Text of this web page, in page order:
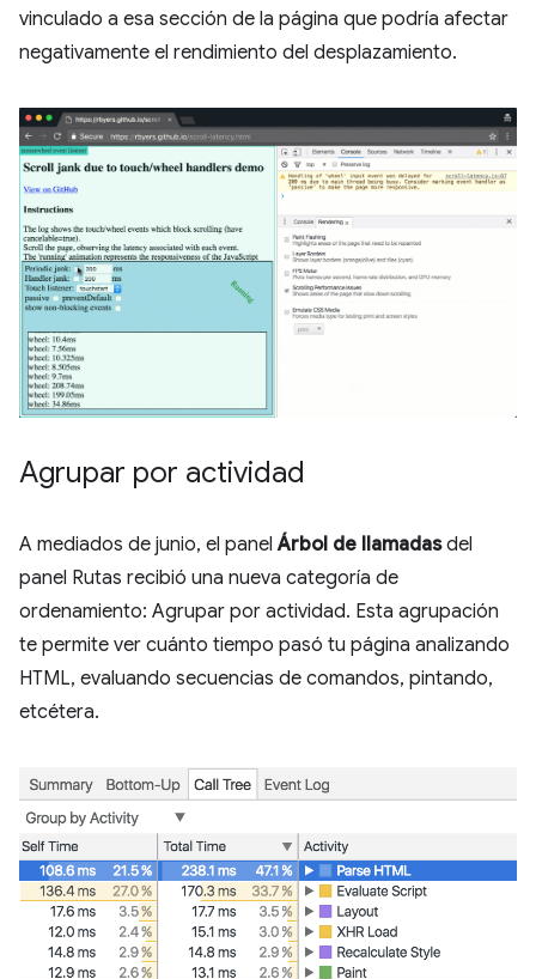
vinculado a esa sección de la página que podría afectar
negativamente el rendimiento del desplazamiento.
Agrupar por actividad
A mediados de junio, el panelÁrbol de llamadasdel
panel Rutas recibió una nueva categoría de
ordenamiento: Agrupar por actividad. Esta agrupación
te permite ver cuánto tiempo pasó tu página analizando
HTML, evaluando secuencias de comandos, pintando,
etcétera.